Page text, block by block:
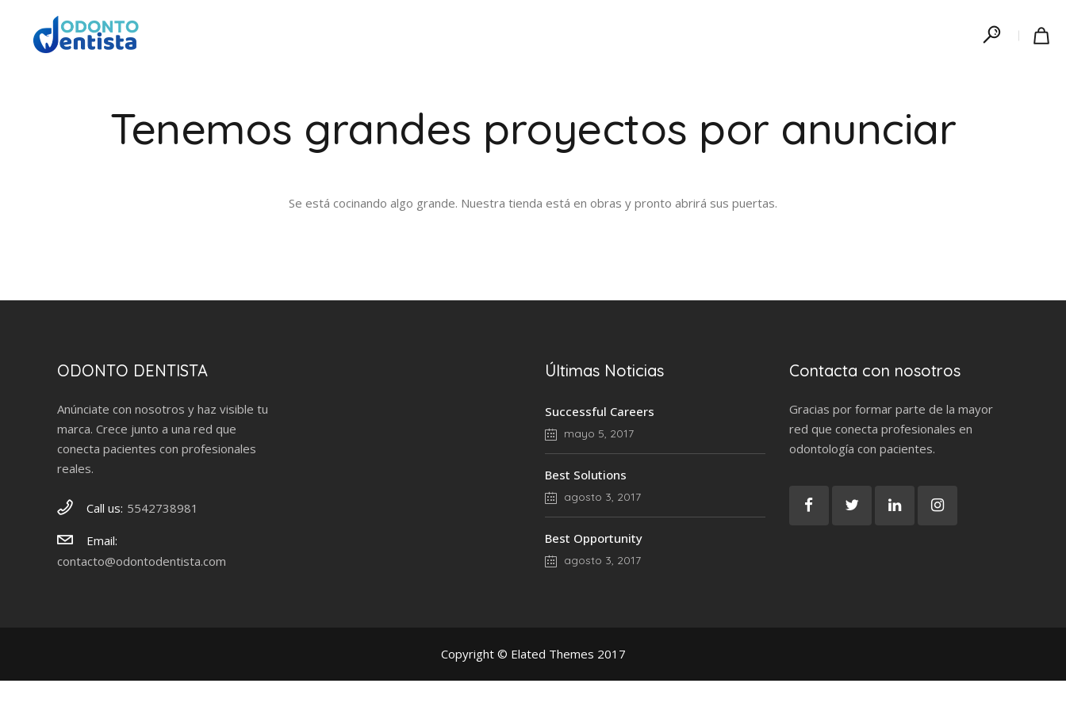
Tenemos grandes proyectos por anunciar
Se está cocinando algo grande. Nuestra tienda está en obras y pronto abrirá sus puertas.
ODONTO DENTISTA
Anúnciate con nosotros y haz visible tu
marca. Crece junto a una red que
conecta pacientes con profesionales
reales.
Call us: 5542738981
Email:
contacto@odontodentista.com
Últimas Noticias
Successful Careers
mayo 5, 2017
Best Solutions
agosto 3, 2017
Best Opportunity
agosto 3, 2017
Contacta con nosotros
Gracias por formar parte de la mayor
red que conecta profesionales en
odontología con pacientes.
Copyright © Elated Themes 2017